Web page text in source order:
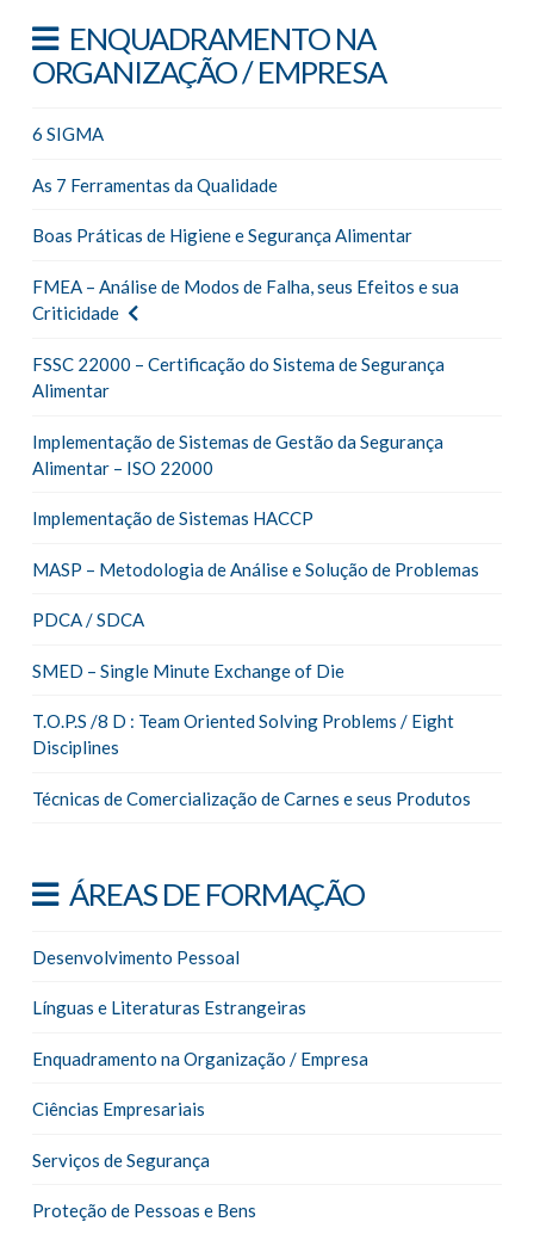
ENQUADRAMENTO NA
ORGANIZAÇÃO / EMPRESA
6 SIGMA
As 7 Ferramentas da Qualidade
Boas Práticas de Higiene e Segurança Alimentar
FMEA – Análise de Modos de Falha, seus Efeitos e sua
Criticidade
FSSC 22000 – Certificação do Sistema de Segurança
Alimentar
Implementação de Sistemas de Gestão da Segurança
Alimentar – ISO 22000
Implementação de Sistemas HACCP
MASP – Metodologia de Análise e Solução de Problemas
PDCA / SDCA
SMED – Single Minute Exchange of Die
T.O.P.S /8 D : Team Oriented Solving Problems / Eight
Disciplines
Técnicas de Comercialização de Carnes e seus Produtos
ÁREAS DE FORMAÇÃO
Desenvolvimento Pessoal
Línguas e Literaturas Estrangeiras
Enquadramento na Organização / Empresa
Ciências Empresariais
Serviços de Segurança
Proteção de Pessoas e Bens